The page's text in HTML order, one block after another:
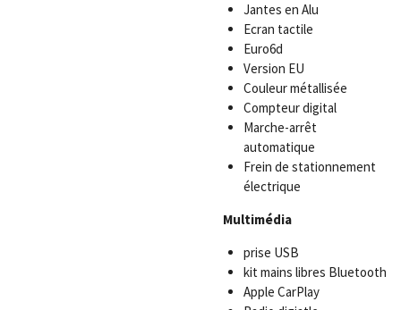
Jantes en Alu
Ecran tactile
Euro6d
Version EU
Couleur métallisée
Compteur digital
Marche-arrêt
automatique
Frein de stationnement
électrique
Multimédia
prise USB
kit mains libres Bluetooth
Apple CarPlay